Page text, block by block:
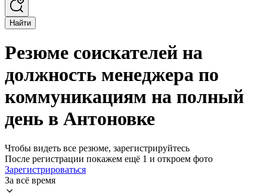
Найти
Резюме соискателей на
должность менеджера по
коммуникациям на полный
день в Антоновке
Чтобы видеть все резюме, зарегистрируйтесь
После регистрации покажем ещё 1 и откроем фото
Зарегистрироваться
За всё время